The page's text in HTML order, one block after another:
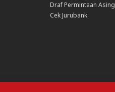
Draf Permintaan Asing
Cek Jurubank